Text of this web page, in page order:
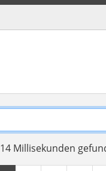
Millisekunden